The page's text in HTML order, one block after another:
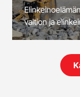
valtion ja
energian
toimialansa
tehostamaan